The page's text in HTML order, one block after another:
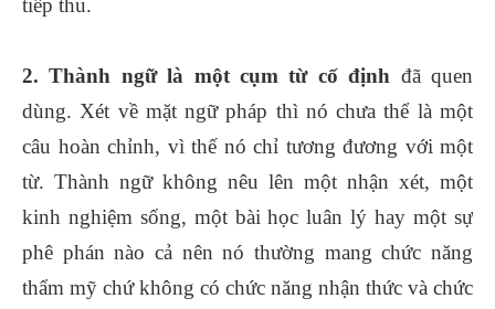
tiếp thu.
2. Thành ngữ là một cụm từ cố định đã quen
dùng. Xét về mặt ngữ pháp thì nó chưa thể là một
câu hoàn chỉnh, vì thế nó chỉ tương đương với một
từ. Thành ngữ không nêu lên một nhận xét, một
kinh nghiệm sống, một bài học luân lý hay một sự
phê phán nào cả nên nó thường mang chức năng
thẩm mỹ chứ không có chức năng nhận thức và chức